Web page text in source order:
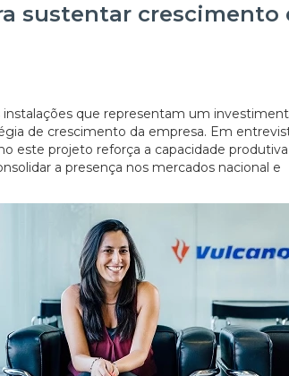
sustentar crescimento
instalações que representam um
de crescimento da empresa. Em
este projeto reforça a capacidade
a presença nos mercados nacional e